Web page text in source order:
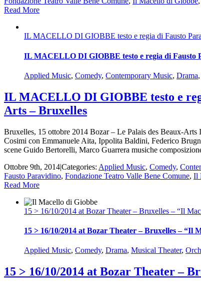
Read More
IL MACELLO DI GIOBBE testo e regia di Fausto
IL MACELLO DI GIOBBE testo e regia di Fausto
Applied Music, Comedy, Contemporary Music, Drama,
IL MACELLO DI GIOBBE testo e
Arts – Bruxelles
Bruxelles, 15 ottobre 2014 Bozar – Le Palais des Beaux-
Cosimi con Emmanuele Aita, Ippolita Baldini, Federico
scene Guido Bertorelli, Marco Guarrera musiche
Ottobre 9th, 2014|Categories: Applied Music, Comedy,
Fausto Paravidino, Fondazione Teatro Valle Bene Comune, Il
Read More
15 > 16/10/2014 at Bozar Theater – Bruxelles – “Il
15 > 16/10/2014 at Bozar Theater – Bruxelles – “Il
Applied Music, Comedy, Drama, Musical Theater,
15 > 16/10/2014 at Bozar Theater –